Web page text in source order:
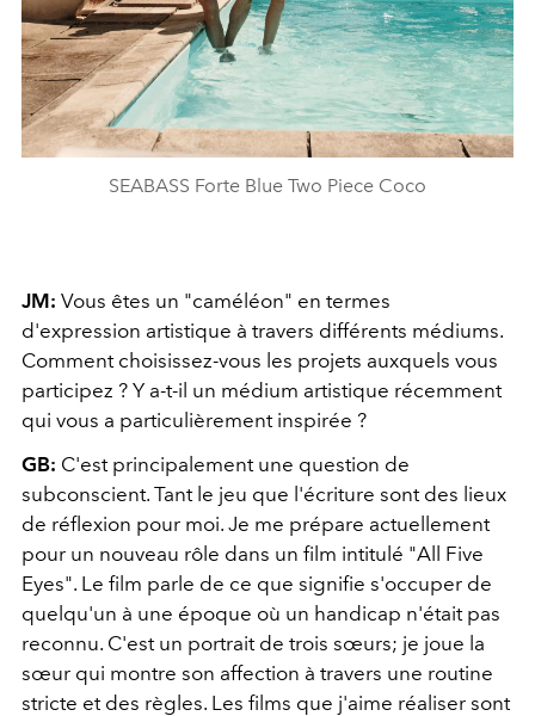
SEABASS Forte Blue Two Piece Coco
JM: Vous êtes un "caméléon" en termes
d'expression artistique à travers différents médiums.
Comment choisissez-vous les projets auxquels vous
participez ? Y a-t-il un médium artistique récemment
qui vous a particulièrement inspirée ?
GB: C'est principalement une question de
subconscient. Tant le jeu que l'écriture sont des lieux
de réflexion pour moi. Je me prépare actuellement
pour un nouveau rôle dans un film intitulé "All Five
Eyes". Le film parle de ce que signifie s'occuper de
quelqu'un à une époque où un handicap n'était pas
reconnu. C'est un portrait de trois sœurs; je joue la
sœur qui montre son affection à travers une routine
stricte et des règles. Les films que j'aime réaliser sont